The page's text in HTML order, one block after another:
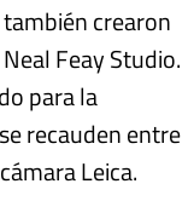
crearon
Feay Studio.
para la
recauden entre
Leica.